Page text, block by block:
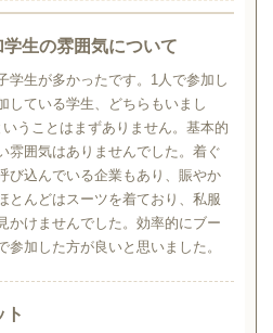
生の雰囲気について
学生が多かったです。1人で参加し
している学生、どちらもいまし
うことはまずありません。基本的
雰囲気はありませんでした。着ぐ
び込んでいる企業もあり、賑やか
とんどはスーツを着ており、私服
かけませんでした。効率的にブー
加した方が良いと思いました。
ト